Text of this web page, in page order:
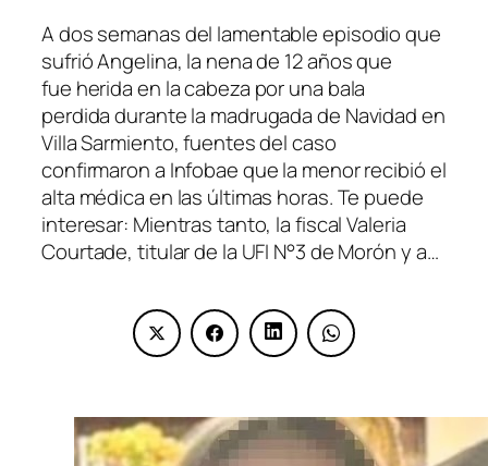
A dos semanas del lamentable episodio que
sufrió Angelina, la nena de 12 años que
fue herida en la cabeza por una bala
perdida durante la madrugada de Navidad en
Villa Sarmiento, fuentes del caso
confirmaron a Infobae que la menor recibió el
alta médica en las últimas horas. Te puede
interesar: Mientras tanto, la fiscal Valeria
Courtade, titular de la UFI N°3 de Morón y a…